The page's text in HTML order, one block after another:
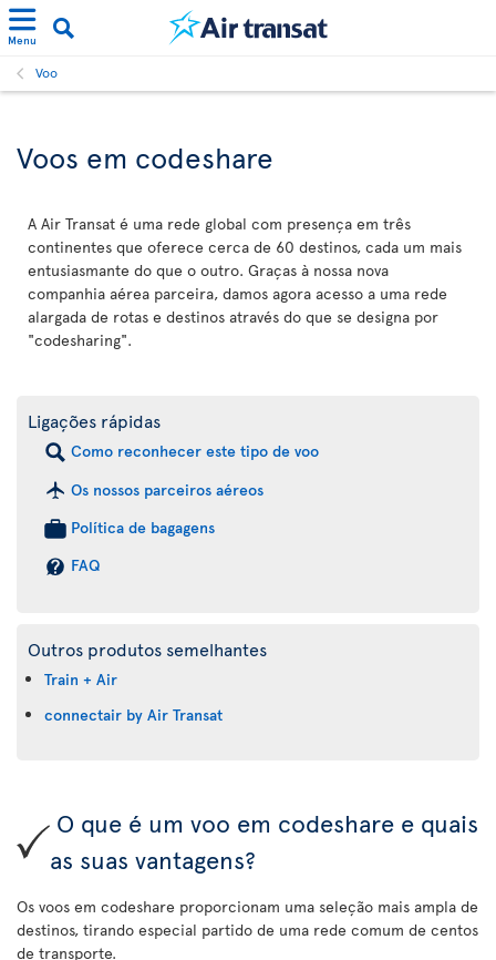
Menu
Voo
Voos em codeshare
A Air Transat é uma rede global com presença em três
continentes que oferece cerca de 60 destinos, cada um mais
entusiasmante do que o outro. Graças à nossa nova
companhia aérea parceira, damos agora acesso a uma rede
alargada de rotas e destinos através do que se designa por
"codesharing".
Ligações rápidas
Como reconhecer este tipo de voo
Os nossos parceiros aéreos
Política de bagagens
FAQ
Outros produtos semelhantes
Train + Air
connectair by Air Transat
O que é um voo em codeshare e quais
as suas vantagens?
Os voos em codeshare proporcionam uma seleção mais ampla de
destinos, tirando especial partido de uma rede comum de centos
de transporte.